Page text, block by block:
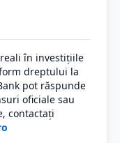
în investițiile
dreptului la
pot răspunde
oficiale sau
contactați